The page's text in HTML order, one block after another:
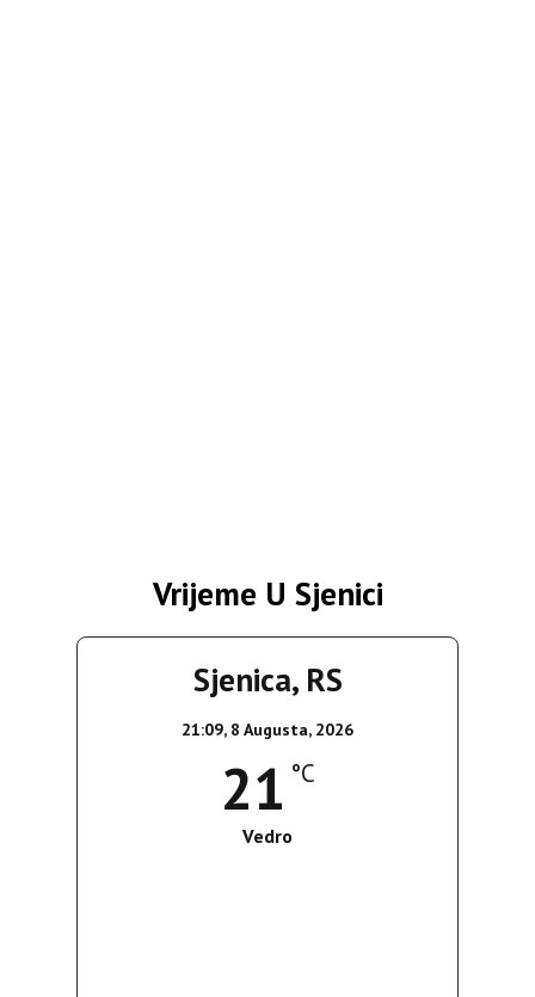
Vrijeme U Sjenici
Sjenica, RS
21:09, 8 Augusta, 2026
21 °C
Vedro